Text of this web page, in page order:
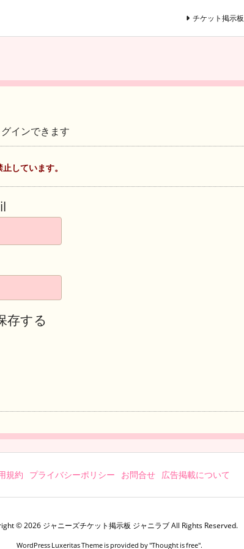
チケット掲示板
インできます
しています。
存する
規約 プライバシーポリシー お問合せ 広告掲載について
©2026 ジャニーズチケット掲示板 ジャニラブAll Rights Reserved.
WordPress Luxeritas Theme is provided by "Thought is free".